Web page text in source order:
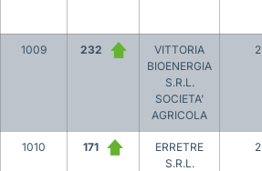
1009 232
VITTORIA
BIOENERGIA
S.R.L.
SOCIETA’
AGRICOLA
2
1010 171
ERRETRE
S.R.L.
2